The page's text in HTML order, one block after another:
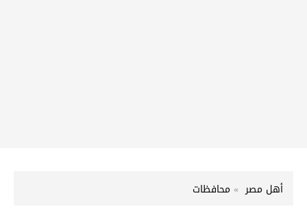
أهل مصر محافظات